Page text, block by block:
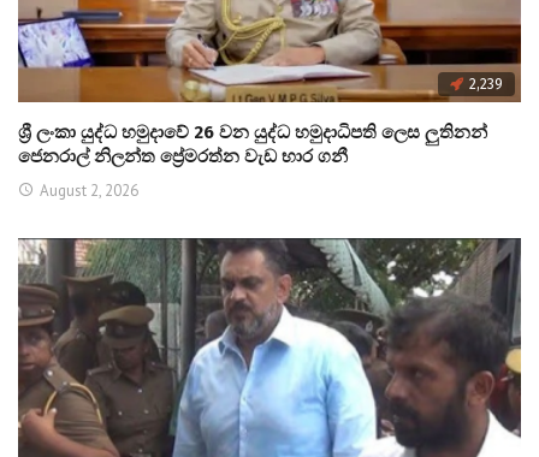
2,239
ශ්‍රී ලංකා යුද්ධ හමුදාවේ 26 වන යුද්ධ හමුදාධිපති ලෙස ලුතිනන්
ජෙනරාල් නිලන්ත ප්‍රේමරත්න වැඩ භාර ගනී
August 2, 2026